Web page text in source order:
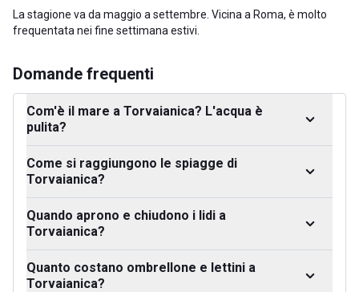
La stagione va da maggio a settembre. Vicina a Roma, è molto
frequentata nei fine settimana estivi.
Domande frequenti
Com'è il mare a Torvaianica? L'acqua è
pulita?
Come si raggiungono le spiagge di
Torvaianica?
Quando aprono e chiudono i lidi a
Torvaianica?
Quanto costano ombrellone e lettini a
Torvaianica?